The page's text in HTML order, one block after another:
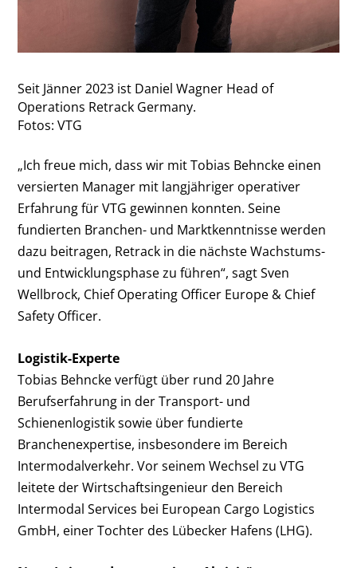
Seit Jänner 2023 ist Daniel Wagner Head of
Operations Retrack Germany.
Fotos: VTG
„Ich freue mich, dass wir mit Tobias Behncke einen
versierten Manager mit langjähriger operativer
Erfahrung für VTG gewinnen konnten. Seine
fundierten Branchen- und Marktkenntnisse werden
dazu beitragen, Retrack in die nächste Wachstums-
und Entwicklungsphase zu führen“, sagt Sven
Wellbrock, Chief Operating Officer Europe & Chief
Safety Officer.
Logistik-Experte
Tobias Behncke verfügt über rund 20 Jahre
Berufserfahrung in der Transport- und
Schienenlogistik sowie über fundierte
Branchenexpertise, insbesondere im Bereich
Intermodalverkehr. Vor seinem Wechsel zu VTG
leitete der Wirtschaftsingenieur den Bereich
Intermodal Services bei European Cargo Logistics
GmbH, einer Tochter des Lübecker Hafens (LHG).